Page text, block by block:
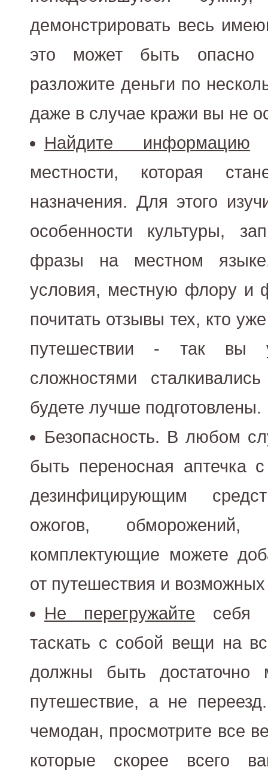
демонстрировать весь
это может быть
разложите деньги по
даже в случае кражи вы не
Найдите информацию
местности, которая
назначения. Для этого
особенности культуры,
фразы на местном
условия, местную флору и
почитать отзывы тех, кто
путешествии - так вы
сложностями
будете лучше подготовлены.
Безопасность. В любом
быть переносная аптечка
дезинфицирующим
ожогов,
комплектующие можете
от путешествия и
Не перегружайте себя
таскать с собой вещи на
должны быть достаточно
путешествие, а не
чемодан, просмотрите все
которые скорее всего